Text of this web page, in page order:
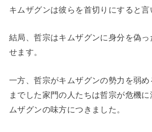
キムザグンは彼らを首切りにすると言
結局、哲宗はキムザグンに身分を偽
せます。
一方、哲宗がキムザグンの勢力を弱
までした家門の人たちは哲宗が危機
ムザグンの味方につきました。